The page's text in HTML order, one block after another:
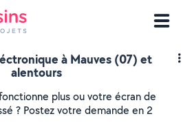
à Mauves (07) et
alentours
plus ou votre écran de
? Postez votre demande en 2